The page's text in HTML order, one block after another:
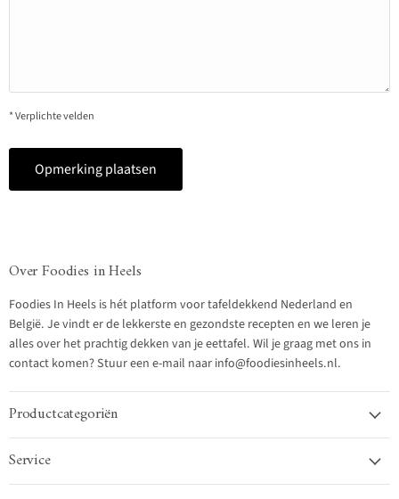
* Verplichte velden
Opmerking plaatsen
Over Foodies in Heels
Foodies In Heels is hét platform voor tafeldekkend Nederland en
België. Je vindt er de lekkerste en gezondste recepten en we leren je
alles over het prachtig dekken van je eettafel. Wil je graag met ons in
contact komen? Stuur een e-mail naar info@foodiesinheels.nl.
Productcategoriën
Service